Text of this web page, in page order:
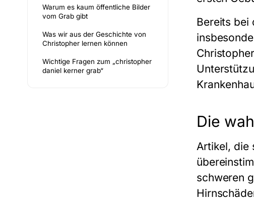
Warum es kaum öffentliche Bilder
vom Grab gibt
Was wir aus der Geschichte von
Christopher lernen können
Wichtige Fragen zum „christopher
daniel kerner grab“
Bereits bei
Die
Artikel, die
schweren